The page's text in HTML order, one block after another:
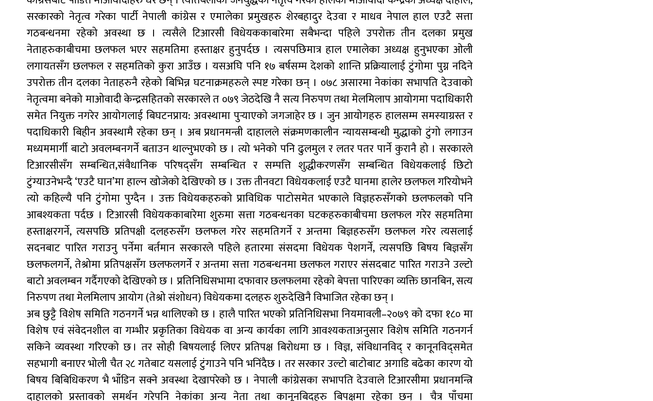
सरकारको नेतृत्व गरेका पार्टी नेपाली कांग्रेस र एमालेका प्रमुखहरु शेरबहादुर देउवा र माधव नेपाल हाल एउटै सत्ता
गठबन्धनमा रहेको अवस्था छ । त्यसैले टिआरसी विधेयककाबारेमा सबैभन्दा पहिले उपरोक्त तीन दलका प्रमुख
नेताहरुकाबीचमा छलफल भएर सहमतिमा हस्ताक्षर हुनुपर्दछ । त्यसपछिमात्र हाल एमालेका अध्यक्ष हुनुभएका ओली
लगायतसँग छलफल र सहमतिको कुरा आउँछ । यसअघि पनि १७ बर्षसम्म देशको शान्ति प्रक्रियालाई टुंगोमा पुग्न नदिने
उपरोक्त तीन दलका नेताहरुनै रहेको बिभिन्न घटनाक्रमहरुले स्पष्ट गरेका छन् । ०७८ असारमा नेकांका सभापति देउवाको
नेतृत्वमा बनेको माओवादी केन्द्रसहितको सरकारले त ०७९ जेठदेखि नै सत्य निरुपण तथा मेलमिलाप आयोगमा पदाधिकारी
समेत नियुक्त नगरेर आयोगलाई बिघटनप्राय: अवस्थामा पुर्‍याएको जगजाहेर छ । जुन आयोगहरु हालसम्म समस्याग्रस्त र
पदाधिकारी बिहीन अवस्थामै रहेका छन् । अब प्रधानमन्त्री दाहालले संक्रमणकालीन न्यायसम्बन्धी मुद्धाको टुंगो लगाउन
मध्यममार्गी बाटो अवलम्बनगर्ने बताउन थाल्नुभएको छ । त्यो भनेको पनि ढुलमुल र लतर पतर पार्ने कुरानै हो । सरकारले
टिआरसीसँग सम्बन्धित,संवैधानिक परिषद्सँग सम्बन्धित र सम्पत्ति शुद्धीकरणसँग सम्बन्धित विधेयकलाई छिटो
टुंग्याउनेभन्दै ‘एउटै घान’मा हाल्न खोजेको देखिएको छ । उक्त तीनवटा विधेयकलाई एउटै घानमा हालेर छलफल गरियोभने
त्यो कहिल्यै पनि टुंगोमा पुग्दैन । उक्त विधेयकहरुको प्राविधिक पाटोसमेत भएकाले विज्ञहरुसँगको छलफलको पनि
आबश्यकता पर्दछ । टिआरसी विधेयककाबारेमा शुरुमा सत्ता गठबन्धनका घटकहरुकाबीचमा छलफल गरेर सहमतिमा
हस्ताक्षरगर्ने, त्यसपछि प्रतिपक्षी दलहरुसँग छलफल गरेर सहमतिगर्ने र अन्तमा बिज्ञहरुसँग छलफल गरेर त्यसलाई
सदनबाट पारित गराउनु पर्नेमा बर्तमान सरकारले पहिले हतारमा संसदमा विधेयक पेशगर्ने, त्यसपछि बिषय बिज्ञसँग
छलफलगर्ने, तेश्रोमा प्रतिपक्षसँग छलफलगर्ने र अन्तमा सत्ता गठबन्धनमा छलफल गराएर संसदबाट पारित गराउने उल्टो
बाटो अवलम्बन गर्दैगएको देखिएको छ । प्रतिनिधिसभामा दफावार छलफलमा रहेको बेपत्ता पारिएका व्यक्ति छानबिन, सत्य
निरुपण तथा मेलमिलाप आयोग (तेश्रो संशोधन) विधेयकमा दलहरु शुरुदेखिनै विभाजित रहेका छन् ।
अब छुट्टै विशेष समिति गठनगर्ने भन्न थालिएको छ । हालै पारित भएको प्रतिनिधिसभा नियमावली–२०७९ को दफा १८० मा
विशेष एवं संवेदनशील वा गम्भीर प्रकृतिका विधेयक वा अन्य कार्यका लागि आवश्यकताअनुसार विशेष समिति गठनगर्न
सकिने व्यवस्था गरिएको छ । तर सोही बिषयलाई लिएर प्रतिपक्ष बिरोधमा छ । विज्ञ, संविधानविद् र कानूनविद्समेत
सहभागी बनाएर भोली चैत २८ गतेबाट यसलाई टुंगाउने पनि भनिंदैछ । तर सरकार उल्टो बाटोबाट अगाडि बढेका कारण यो
बिषय बिबिधिकरण भै भाँडिन सक्ने अवस्था देखापरेको छ । नेपाली कांग्रेसका सभापति देउवाले टिआरसीमा प्रधानमन्त्रि
दाहालको प्रस्तावको समर्थन गरेपनि नेकांका अन्य नेता तथा कानूनबिद्हरु बिपक्षमा रहेका छन् । चैत्र पाँचमा